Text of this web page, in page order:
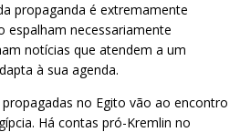
propaganda é extremamente
espalham necessariamente
notícias que atendem a um
à sua agenda.
no Egito vão ao encontro
Há contas pró-Kremlin no